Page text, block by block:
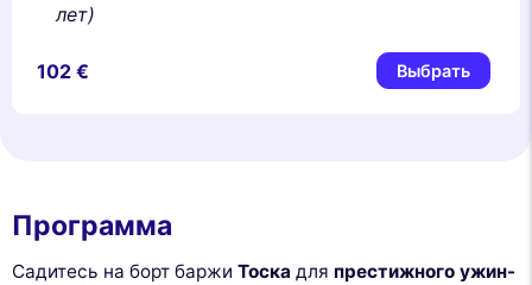
лет)
102 € Выбрать
Программа
Садитесь на борт баржи Тоска для престижного ужин-